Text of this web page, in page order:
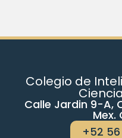
Colegio de
Calle Jardin 9-A,
Mex.
+52